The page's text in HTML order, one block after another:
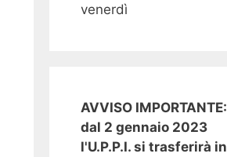
venerdì
AVVISO IMPORTANTE:
dal 2 gennaio 2023
l'U.P.P.I. si trasferirà in